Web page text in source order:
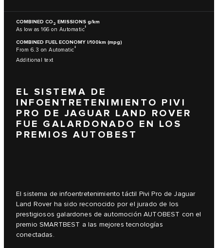
COMBINED CO2 EMISSIONS g/km
As low as 166 on Automatic‡
COMBINED FUEL ECONOMY l/100km (mpg)
From 6.3 on Automatic‡
Additional text
EL SISTEMA DE
INFOENTRETENIMIENTO PIVI
PRO DE JAGUAR LAND ROVER
FUE GALARDONADO EN LOS
PREMIOS AUTOBEST
El sistema de infoentretenimiento táctil Pivi Pro de Jaguar
Land Rover ha sido reconocido por el jurado de los
prestigiosos galardones de automoción AUTOBEST con el
premio SMARTBEST a las mejores tecnologías
conectadas.